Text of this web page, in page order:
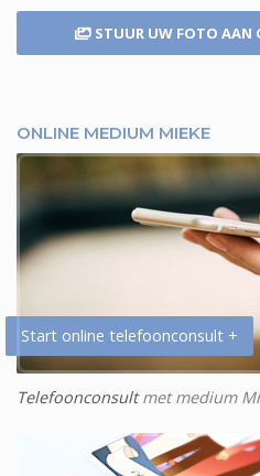
STUUR UW FOTO AAN
ONLINE MEDIUM MIEKE
Start online telefoonconsult +
Telefoonconsultmet medium